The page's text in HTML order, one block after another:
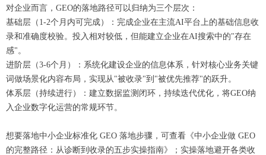
对企业而言，GEO的落地路径可以归纳为三个层次：
基础层（1-2个月内可完成）：完成企业在主流AI平台上的基础信息收
录和准确度校验。投入相对较低，但能建立企业在AI搜索中的"存在
感"。
进阶层（3-6个月）：系统化建设企业的信息体系，针对核心业务关键
词做场景化内容布局，实现从"被收录"到"被优先推荐"的跃升。
体系层（持续进行）：建立数据监测闭环，持续迭代优化，将GEO纳
入企业数字化运营的常规环节。
想要落地中小企业标准化 GEO 落地步骤，可查看《中小企业做 GEO
的完整路径：从诊断到收录的五步实操指南》；实操落地避开各类收